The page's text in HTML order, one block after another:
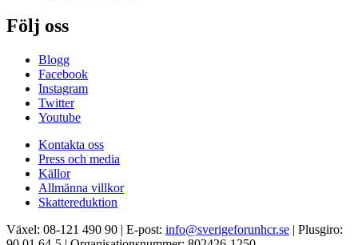
Följ oss
Blogg
Facebook
Instagram
Twitter
Youtube
Kontakta oss
Press och media
Källor
Allmänna villkor
Skattereduktion
Växel: 08-121 490 90 | E-post: info@sverigeforunhcr.se | Plusgiro: